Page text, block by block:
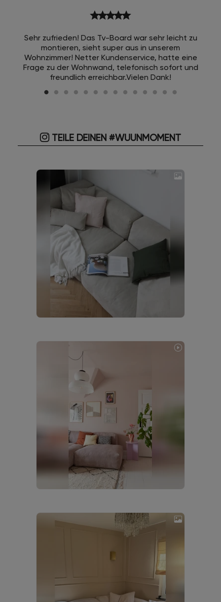
starstarstarstarstar
Sehr zufrieden! Das Tv-Board war sehr leicht zu
montieren, sieht super aus in unserem
Wohnzimmer! Netter Kundenservice, hatte eine
Frage zu der Wohnwand, telefonisch sofort und
freundlich erreichbar.Vielen Dank!
TEILE DEINEN #WUUNMOMENT